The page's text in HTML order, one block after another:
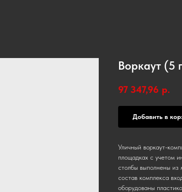
Воркаут (5
97 347,96 р.
Добавить в
Уличный воркаут-
площадках с учетом
столбы выполнены
состав комплекса
оборудованы